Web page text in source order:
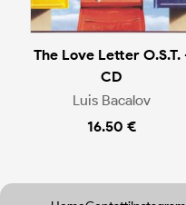
The Love Letter O.S.T.
CD
Luis Bacalov
16.50 €